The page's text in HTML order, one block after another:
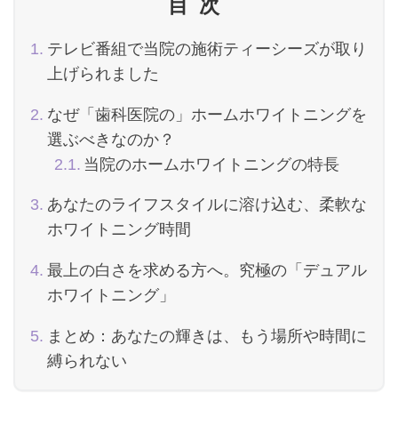
目次
テレビ番組で当院の施術ティーシーズが取り
上げられました
なぜ「歯科医院の」ホームホワイトニングを
選ぶべきなのか？
当院のホームホワイトニングの特長
あなたのライフスタイルに溶け込む、柔軟な
ホワイトニング時間
最上の白さを求める方へ。究極の「デュアル
ホワイトニング」
まとめ：あなたの輝きは、もう場所や時間に
縛られない